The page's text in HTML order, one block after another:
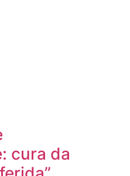
cura da